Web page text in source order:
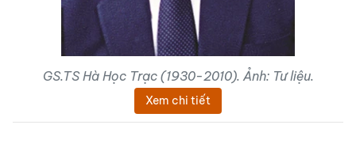
GS.TS Hà Học Trạc (1930-2010). Ảnh: Tư liệu.
Xem chi tiết